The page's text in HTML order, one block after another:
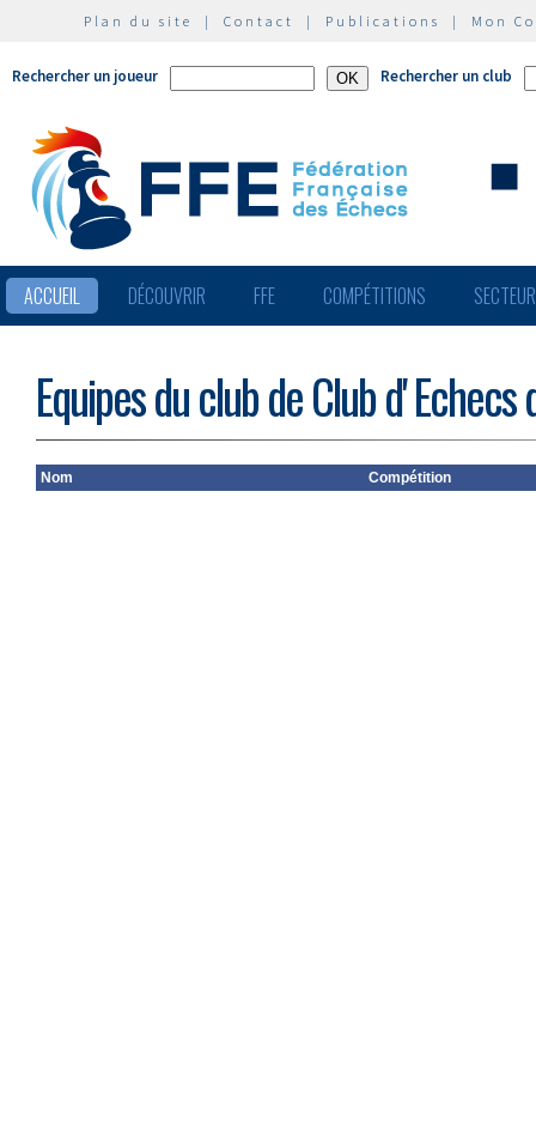
Plan du site | Contact | Publications | Mon
Rechercher un joueur Rechercher un club
ACCUEIL DÉCOUVRIR FFE COMPÉTITIONS
Equipes du club de Club d'
Nom Compétition